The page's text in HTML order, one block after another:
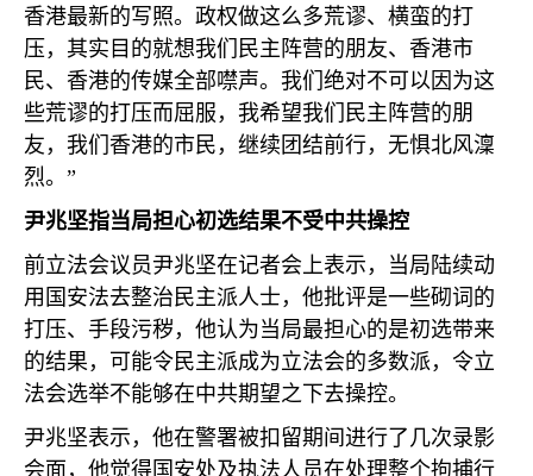
香港最新的写照。政权做这么多荒谬、横蛮的打
压，其实目的就想我们民主阵营的朋友、香港市
民、香港的传媒全部噤声。我们绝对不可以因为这
些荒谬的打压而屈服，我希望我们民主阵营的朋
友，我们香港的市民，继续团结前行，无惧北风澟
烈。”
尹兆坚指当局担心初选结果不受中共操控
前立法会议员尹兆坚在记者会上表示，当局陆续动
用国安法去整治民主派人士，他批评是一些砌词的
打压、手段污秽，他认为当局最担心的是初选带来
的结果，可能令民主派成为立法会的多数派，令立
法会选举不能够在中共期望之下去操控。
尹兆坚表示，他在警署被扣留期间进行了几次录影
会面，他觉得国安处及执法人员在处理整个拘捕行